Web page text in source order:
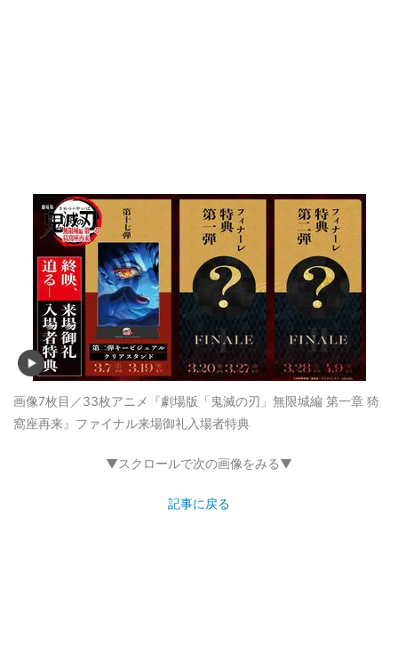
画像7枚目／33枚アニメ『劇場版「鬼滅の刃」無限城編 第一章 猗
窩座再来』ファイナル来場御礼入場者特典
▼スクロールで次の画像をみる▼
記事に戻る